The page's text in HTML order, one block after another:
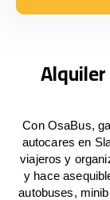
Con OsaBus,
autocares en
viajeros y
y hace
autobuses,